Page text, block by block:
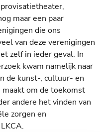
maar een paar
die ons
van deze verenigingen
zelf in ieder geval. In
kwam namelijk naar
de kunst-, cultuur- en
maakt om de toekomst
andere het vinden van
zorgen en